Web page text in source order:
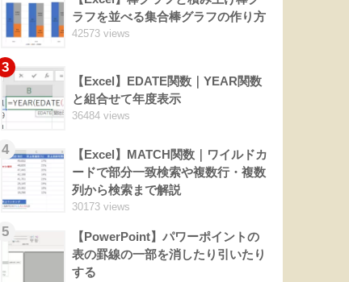
ラフを並べる集合棒グラフの作り方
42573 views
3
【Excel】EDATE関数｜YEAR関数
と組合せて年度表示
36484 views
4
【Excel】MATCH関数｜ワイルドカ
ードで部分一致検索や複数行・複数
列から検索まで解説
30173 views
5
【PowerPoint】パワーポイントの
表の罫線の一部を消したり引いたり
する